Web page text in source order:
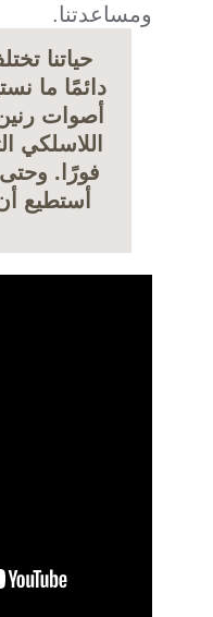
ومساعدتنا.
حياتنا
دائمًا ما
أصوات
اللاسلكي
فورًا.
أستطيع